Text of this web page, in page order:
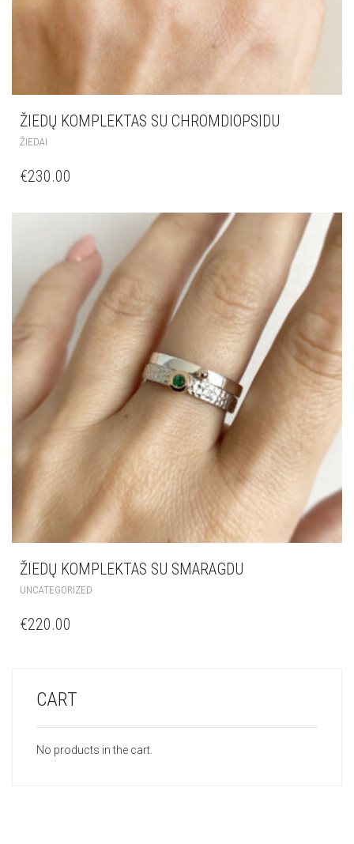
ŽIEDŲ KOMPLEKTAS SU CHROMDIOPSIDU
ŽIEDAI
€230.00
ŽIEDŲ KOMPLEKTAS SU SMARAGDU
UNCATEGORIZED
€220.00
CART
No products in the cart.